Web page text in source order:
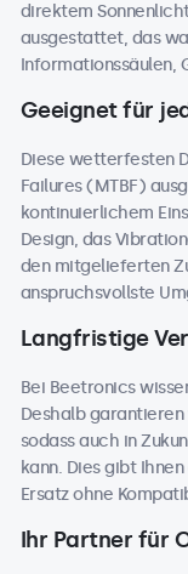
direktem
ausgestattet, das
Informationssäulen,
Geeignet für
Diese wetterfesten
Failures (MTBF)
kontinuierlichem
Design, das
den mitgelieferten
anspruchsvollste
Langfristige
Bei Beetronics
Deshalb
sodass auch in
kann. Dies gibt
Ersatz ohne
Ihr Partner für